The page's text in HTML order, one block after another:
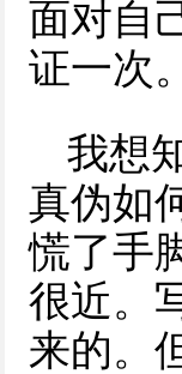
面对自
证一次
我想
真伪如
慌了手
很近。
来的。